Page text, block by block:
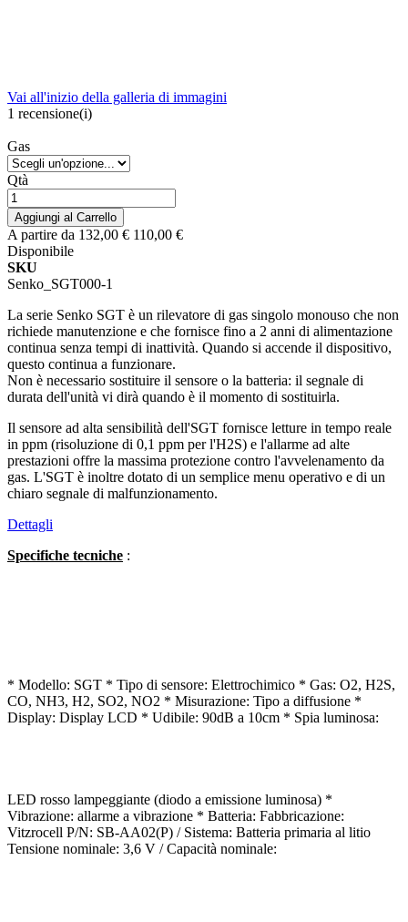
Vai all'inizio della galleria di immagini
1 recensione(i)
Gas
Qtà
Aggiungi al Carrello
A partire da 132,00 € 110,00 €
Disponibile
SKU
Senko_SGT000-1
La serie Senko SGT è un rilevatore di gas singolo monouso che non
richiede manutenzione e che fornisce fino a 2 anni di alimentazione
continua senza tempi di inattività. Quando si accende il dispositivo,
questo continua a funzionare.
Non è necessario sostituire il sensore o la batteria: il segnale di
durata dell'unità vi dirà quando è il momento di sostituirla.
Il sensore ad alta sensibilità dell'SGT fornisce letture in tempo reale
in ppm (risoluzione di 0,1 ppm per l'H2S) e l'allarme ad alte
prestazioni offre la massima protezione contro l'avvelenamento da
gas. L'SGT è inoltre dotato di un semplice menu operativo e di un
chiaro segnale di malfunzionamento.
Dettagli
Specifiche tecniche :
* Modello: SGT * Tipo di sensore: Elettrochimico * Gas: O2, H2S,
CO, NH3, H2, SO2, NO2 * Misurazione: Tipo a diffusione *
Display: Display LCD * Udibile: 90dB a 10cm * Spia luminosa:
LED rosso lampeggiante (diodo a emissione luminosa) *
Vibrazione: allarme a vibrazione * Batteria: Fabbricazione:
Vitzrocell P/N: SB-AA02(P) / Sistema: Batteria primaria al litio
Tensione nominale: 3,6 V / Capacità nominale: